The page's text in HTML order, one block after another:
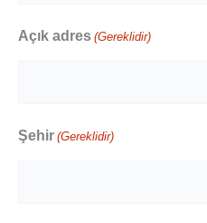
Açık adres (Gereklidir)
Şehir (Gereklidir)